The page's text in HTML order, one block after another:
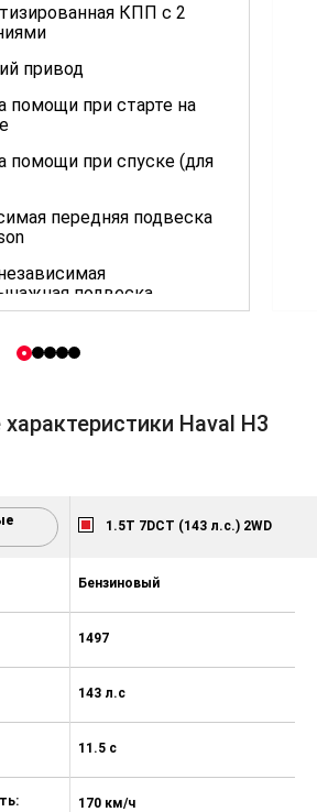
КПП с 2
привод
помощи при старте на
помощи при спуске (для
передняя подвеска
подвеска
мониторинга давления в
/ неметаллик (серый)
решетка
с хромированными
(только для переднего
пакет: пластиковые
колесных арок, юбка
Haval H3
1.5T 7DCT (143 л.с.) 2WD
Бензиновый
1497
143 л.с
11.5 с
170 км/ч